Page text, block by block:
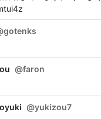
gotenks
@faron
@yukizou7